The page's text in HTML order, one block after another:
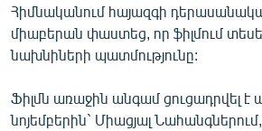
«Ազատության» բոլոր կայքերը
Հիմնականում հայազգի
միաբերան փաստեց, որ ֆիլմում
նախնիների պատմությունը:
Ֆիլմն առաջին անգամ ցուցադրվել
նոյեմբերին` Միացյալ